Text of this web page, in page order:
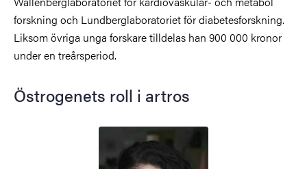
forskning och Lundberglaboratoriet för diabetesforskning.
Liksom övriga unga forskare tilldelas han 900 000 kronor
under en treårsperiod.
Östrogenets roll i artros
Bild